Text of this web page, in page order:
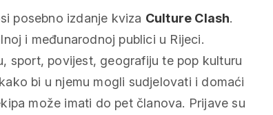
posebno izdanje kviza Culture Clash.
i međunarodnoj publici u Rijeci.
sport, povijest, geografiju te pop kulturu
bi u njemu mogli sudjelovati i domaći
može imati do pet članova. Prijave su